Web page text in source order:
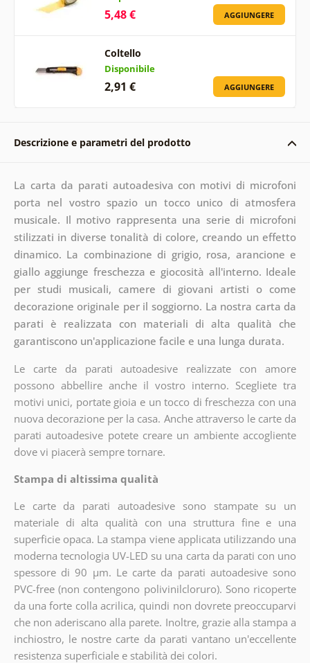
5,48 € AGGIUNGERE
Coltello
Disponibile
2,91 € AGGIUNGERE
Descrizione e parametri del prodotto
La carta da parati autoadesiva con motivi di microfoni
porta nel vostro spazio un tocco unico di atmosfera
musicale. Il motivo rappresenta una serie di microfoni
stilizzati in diverse tonalità di colore, creando un effetto
dinamico. La combinazione di grigio, rosa, arancione e
giallo aggiunge freschezza e giocosità all'interno. Ideale
per studi musicali, camere di giovani artisti o come
decorazione originale per il soggiorno. La nostra carta da
parati è realizzata con materiali di alta qualità che
garantiscono un'applicazione facile e una lunga durata.
Le carte da parati autoadesive realizzate con amore
possono abbellire anche il vostro interno. Scegliete tra
motivi unici, portate gioia e un tocco di freschezza con una
nuova decorazione per la casa. Anche attraverso le carte da
parati autoadesive potete creare un ambiente accogliente
dove vi piacerà sempre tornare.
Stampa di altissima qualità
Le carte da parati autoadesive sono stampate su un
materiale di alta qualità con una struttura fine e una
superficie opaca. La stampa viene applicata utilizzando una
moderna tecnologia UV-LED su una carta da parati con uno
spessore di 90 µm. Le carte da parati autoadesive sono
PVC-free (non contengono polivinilcloruro). Sono ricoperte
da una forte colla acrilica, quindi non dovrete preoccuparvi
che non aderiscano alla parete. Inoltre, grazie alla stampa a
inchiostro, le nostre carte da parati vantano un'eccellente
resistenza superficiale e stabilità dei colori.